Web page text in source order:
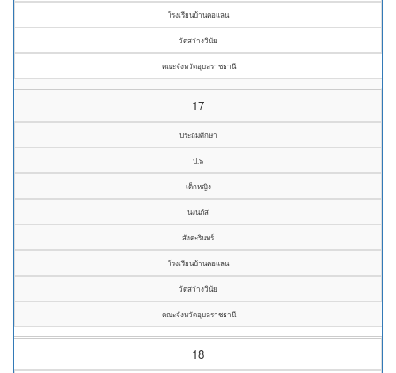
โรงเรียนบ้านคอแลน
วัดสว่างวินัย
คณะจังหวัดอุบลราชธานี
17
ประถมศึกษา
ป.๖
เด็กหญิง
นงนภัส
สังคะรินทร์
โรงเรียนบ้านคอแลน
วัดสว่างวินัย
คณะจังหวัดอุบลราชธานี
18